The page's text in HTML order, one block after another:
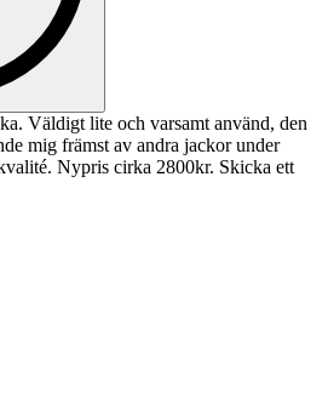
Väldigt lite och varsamt använd, den
mig främst av andra jackor under
Nypris cirka 2800kr. Skicka ett